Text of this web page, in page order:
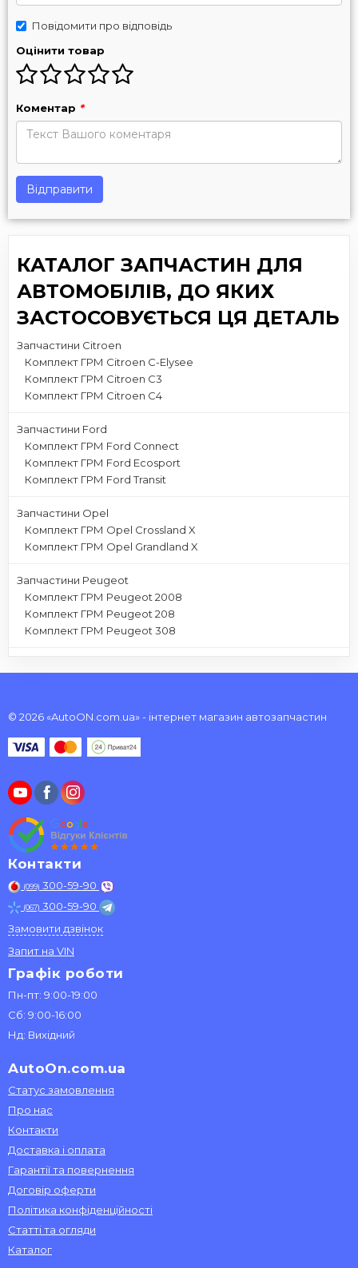
Повідомити про відповідь
Оцінити товар
Коментар *
Відправити
КАТАЛОГ ЗАПЧАСТИН ДЛЯ
АВТОМОБІЛІВ, ДО ЯКИХ
ЗАСТОСОВУЄТЬСЯ ЦЯ ДЕТАЛЬ
Запчастини Citroen
Комплект ГРМ Citroen C-Elysee
Комплект ГРМ Citroen C3
Комплект ГРМ Citroen C4
Запчастини Ford
Комплект ГРМ Ford Connect
Комплект ГРМ Ford Ecosport
Комплект ГРМ Ford Transit
Запчастини Opel
Комплект ГРМ Opel Crossland X
Комплект ГРМ Opel Grandland X
Запчастини Peugeot
Комплект ГРМ Peugeot 2008
Комплект ГРМ Peugeot 208
Комплект ГРМ Peugeot 308
© 2026 «AutoON.com.ua» - інтернет магазин автозапчастин
Контакти
(099) 300-59-90
(067) 300-59-90
Замовити дзвінок
Запит на VIN
Графік роботи
Пн-пт: 9:00-19:00
Сб: 9:00-16:00
Нд: Вихідний
AutoOn.com.ua
Статус замовлення
Про нас
Контакти
Доставка і оплата
Гарантії та повернення
Договір оферти
Політика конфіденційності
Статті та огляди
Каталог